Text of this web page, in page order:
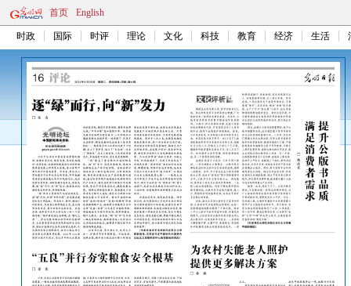
首页 English
时政 国际 时评 理论 文化 科技 教育 经济 生活